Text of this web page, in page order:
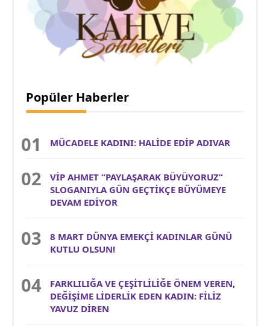
Popüler Haberler
MÜCADELE KADINI: HALİDE EDİP ADIVAR
VİP AHMET “PAYLAŞARAK BÜYÜYORUZ”
SLOGANIYLA GÜN GEÇTİKÇE BÜYÜMEYE
DEVAM EDİYOR
8 MART DÜNYA EMEKÇİ KADINLAR GÜNÜ
KUTLU OLSUN!
FARKLILIĞA VE ÇEŞİTLİLİĞE ÖNEM VEREN,
DEĞİŞİME LİDERLİK EDEN KADIN: FİLİZ
YAVUZ DİREN